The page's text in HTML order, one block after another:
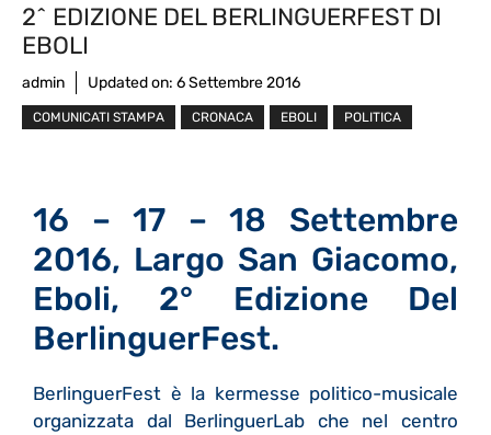
2^ EDIZIONE DEL BERLINGUERFEST DI
EBOLI
admin Updated on: 6 Settembre 2016
COMUNICATI STAMPA CRONACA EBOLI POLITICA
16 – 17 – 18 Settembre
2016, Largo San Giacomo,
Eboli, 2° Edizione Del
BerlinguerFest.
BerlinguerFest è la kermesse politico-musicale
organizzata dal BerlinguerLab che nel centro